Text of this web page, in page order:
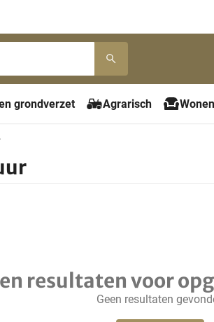
grondverzet Agrarisch
resultaten voor
Geen resultaten